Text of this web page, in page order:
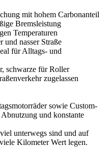
mit hohem Carbonanteil
Bremsleistung
Temperaturen
und nasser Straße
für Alltags- und
schwarze für Roller
zugelassen
sowie Custom-
und konstante
unterwegs sind und auf
Kilometer Wert legen.